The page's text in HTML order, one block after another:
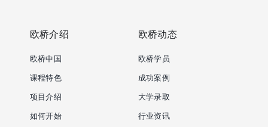
欧桥介绍
欧桥中国
课程特色
项目介绍
如何开始
欧桥动态
欧桥学员
成功案例
大学录取
行业资讯